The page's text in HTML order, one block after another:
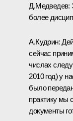
Д.Медведев:
более
А.Кудрин:
сейчас
числах
2010 год) у
было
практику мы
документы